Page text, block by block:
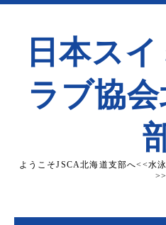
日本ス
ラブ協
ようこそJSCA北海道支部へ<<水
>>